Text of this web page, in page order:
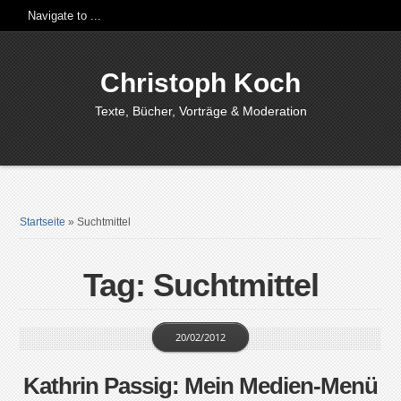
Christoph Koch
Texte, Bücher, Vorträge & Moderation
Startseite »Suchtmittel
Tag: Suchtmittel
Kathrin Passig: Mein Medien-Menü
20/02/2012